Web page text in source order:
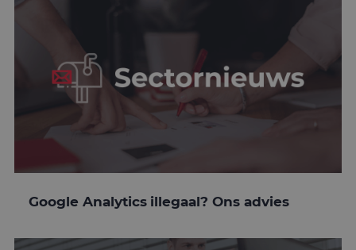
Google Analytics illegaal? Ons advies